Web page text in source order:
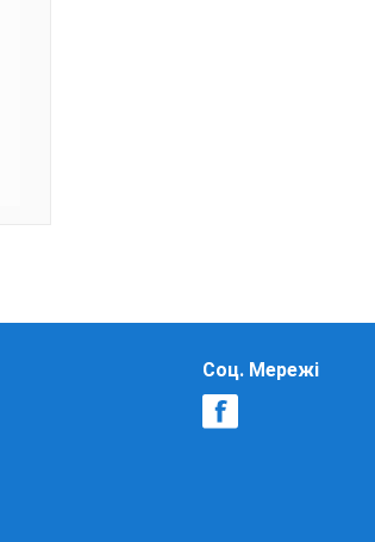
Соц. Мережі